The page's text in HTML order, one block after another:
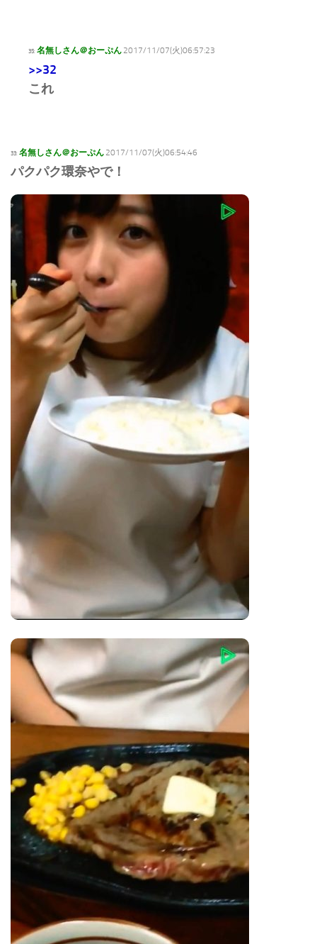
35: 名無しさん＠おーぷん 2017/11/07(火)06:57:23
>>32
これ
33: 名無しさん＠おーぷん 2017/11/07(火)06:54:46
パクパク環奈やで！